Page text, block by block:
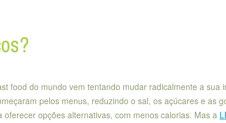
food do mundo vem tentando mudar radicalmente a sua
pelos menus, reduzindo o sal, os açúcares e as
opções alternativas, com menos calorias. Mas a